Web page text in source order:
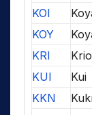
KOI
KOY
KRI
Krio
KUI
Kui
KKN